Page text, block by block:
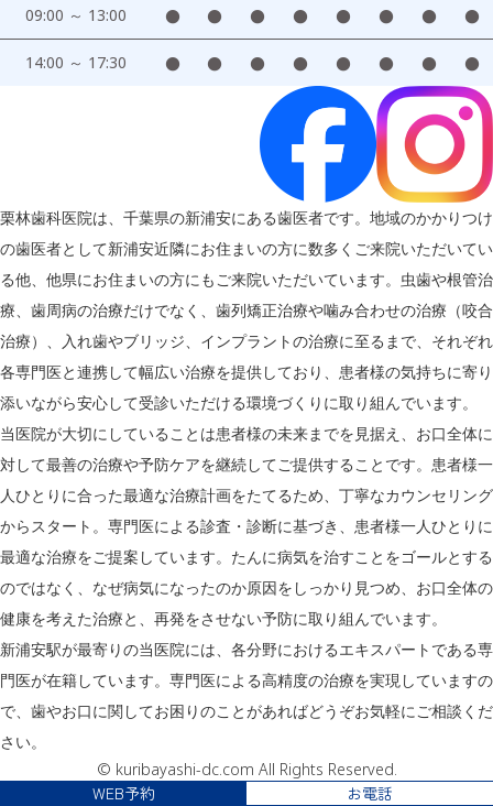
09:00 ～ 13:00 ● ● ● ● ● ● ● ●
14:00 ～ 17:30 ● ● ● ● ● ● ● ●
栗林歯科医院は、千葉県の新浦安にある歯医者です。地域のかかりつけ
の歯医者として新浦安近隣にお住まいの方に数多くご来院いただいてい
る他、他県にお住まいの方にもご来院いただいています。虫歯や根管治
療、歯周病の治療だけでなく、歯列矯正治療や噛み合わせの治療（咬合
治療）、入れ歯やブリッジ、インプラントの治療に至るまで、それぞれ
各専門医と連携して幅広い治療を提供しており、患者様の気持ちに寄り
添いながら安心して受診いただける環境づくりに取り組んでいます。
当医院が大切にしていることは患者様の未来までを見据え、お口全体に
対して最善の治療や予防ケアを継続してご提供することです。患者様一
人ひとりに合った最適な治療計画をたてるため、丁寧なカウンセリング
からスタート。専門医による診査・診断に基づき、患者様一人ひとりに
最適な治療をご提案しています。たんに病気を治すことをゴールとする
のではなく、なぜ病気になったのか原因をしっかり見つめ、お口全体の
健康を考えた治療と、再発をさせない予防に取り組んでいます。
新浦安駅が最寄りの当医院には、各分野におけるエキスパートである専
門医が在籍しています。専門医による高精度の治療を実現していますの
で、歯やお口に関してお困りのことがあればどうぞお気軽にご相談くだ
さい。
© kuribayashi-dc.com All Rights Reserved.
WEB予約
お電話